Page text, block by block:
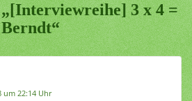
3 x 4 =
um 22:14 Uhr